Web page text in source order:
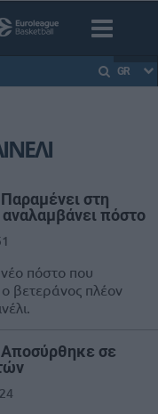
GR
στη
αναλαμβάνει πόστο
νέο πόστο που
βετεράνος πλέον
σε